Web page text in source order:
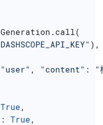
),
"user" , "content" : "
True,
: True,